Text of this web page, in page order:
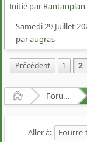
Initié par Rantanplan
Samedi 29 Juillet
paraugras
Précédent 1 2
Accueil Forum Francophone de Puppy/Toutou Linux
Aller à: